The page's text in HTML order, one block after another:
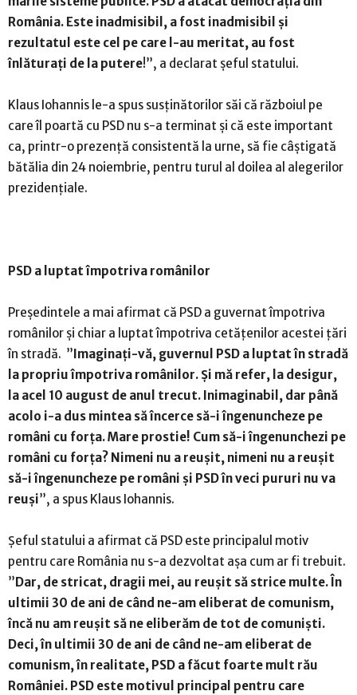
România. Este inadmisibil, a fost inadmisibil și
rezultatul este cel pe care l-au meritat, au fost
înlăturați de la putere!”, a declarat șeful statului.
Klaus Iohannis le-a spus susţinătorilor săi că războiul pe
care îl poartă cu PSD nu s-a terminat şi că este important
ca, printr-o prezenţă consistentă la urne, să fie câştigată
bătălia din 24 noiembrie, pentru turul al doilea al alegerilor
prezidenţiale.
PSD a luptat împotriva românilor
Președintele a mai afirmat că PSD a guvernat împotriva
românilor şi chiar a luptat împotriva cetăţenilor acestei ţări
în stradă. ” Imaginați-vă, guvernul PSD a luptat în stradă
la propriu împotriva românilor. Și mă refer, la desigur,
la acel 10 august de anul trecut. Inimaginabil, dar până
acolo i-a dus mintea să încerce să-i îngenuncheze pe
români cu forța. Mare prostie! Cum să-i îngenunchezi pe
români cu forța? Nimeni nu a reușit, nimeni nu a reușit
să-i îngenuncheze pe români și PSD în veci pururi nu va
reuși”, a spus Klaus Iohannis.
Șeful statului a afirmat că PSD este principalul motiv
pentru care România nu s-a dezvoltat aşa cum ar fi trebuit.
” Dar, de stricat, dragii mei, au reușit să strice multe. În
ultimii 30 de ani de când ne-am eliberat de comunism,
încă nu am reușit să ne eliberăm de tot de comuniști.
Deci, în ultimii 30 de ani de când ne-am eliberat de
comunism, în realitate, PSD a făcut foarte mult rău
României. PSD este motivul principal pentru care